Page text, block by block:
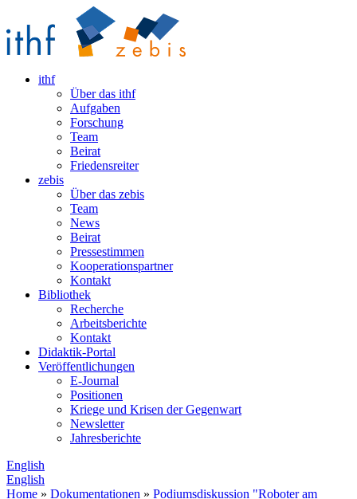
ithf
Über das ithf
Aufgaben
Forschung
Team
Beirat
Friedensreiter
zebis
Über das zebis
Team
News
Beirat
Pressestimmen
Kooperationspartner
Kontakt
Bibliothek
Recherche
Arbeitsberichte
Kontakt
Didaktik-Portal
Veröffentlichungen
E­-Journal
Positionen
Kriege und Krisen der Gegenwart
Newsletter
Jahresberichte
English
English
Home » Dokumentationen » Podiumsdiskussion "Roboter am